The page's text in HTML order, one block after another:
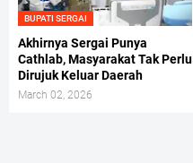
BUPATI SERGAI
Akhirnya Sergai Punya
Cathlab, Masyarakat Tak Perlu
Dirujuk Keluar Daerah
March 02, 2026